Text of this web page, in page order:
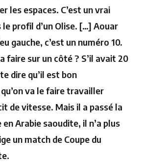
les espaces. C’est un vrai
le profil d’un Olise. […] Aouar
gauche, c’est un numéro 10.
faire sur un côté ? S’il avait 20
dire qu’il est bon
va le faire travailler
de vitesse. Mais il a passé la
Arabie saoudite, il n’a plus
un match de Coupe du